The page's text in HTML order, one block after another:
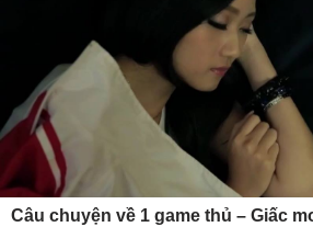
Câu chuyện về 1 game thủ – Giấc